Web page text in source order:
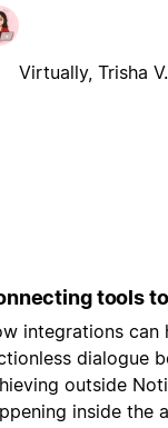
Virtually, Trisha V.
tools
integrations can
dialogue
outside
inside the